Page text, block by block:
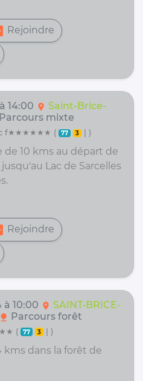
Rejoindre
14:00 location_on Saint-Brice-
Parcours mixte
f★★★★★★ ( 77 3 | )
10 kms au départ de
Lac de Sarcelles
Rejoindre
à 10:00 location_on SAINT-BRICE-
nature Parcours forêt
( 77 3 | )
kms dans la forêt de